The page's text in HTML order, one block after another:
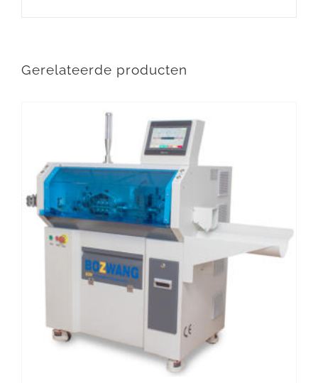
Gerelateerde producten